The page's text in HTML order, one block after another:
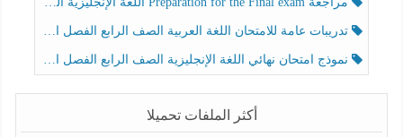
تدريبات عامة للامتحان اللغة العربية الصف الرابع الفصل الثالث
نموذج امتحان نهائي اللغة الإنجليزية الصف الرابع الفصل الثالث
أكثر الملفات تحميلا